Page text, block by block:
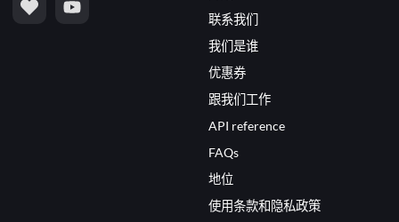
联系我们
我们是谁
优惠券
跟我们工作
API reference
FAQs
地位
使用条款和隐私政策